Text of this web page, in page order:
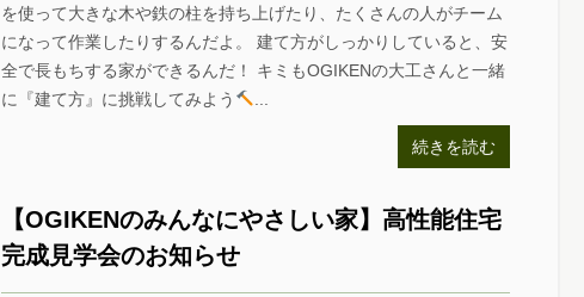
を使って大きな木や鉄の柱を持ち上げたり、たくさんの人がチーム
になって作業したりするんだよ。 建て方がしっかりしていると、安
全で長もちする家ができるんだ！ キミもOGIKENの大工さんと一緒
に『建て方』に挑戦してみよう
続きを読む
【OGIKENのみんなにやさしい家】高性能住宅
完成見学会のお知らせ